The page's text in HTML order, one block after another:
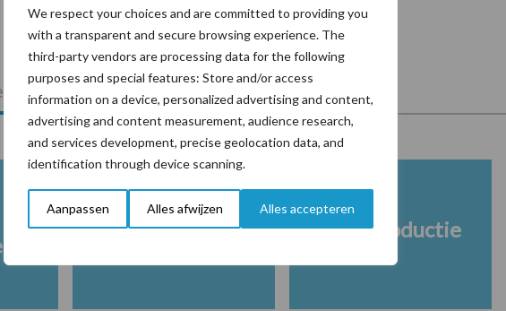
We respect your choices and are committed to providing you
with a transparent and secure browsing experience. The
third-party vendors are processing data for the following
purposes and special features: Store and/or access
information on a device, personalized advertising and content,
advertising and content measurement, audience research,
and services development, precise geolocation data, and
identification through device scanning.
Aanpassen Alles afwijzen Alles accepteren
Veevoer Wet en regelgeving
Melkproductie